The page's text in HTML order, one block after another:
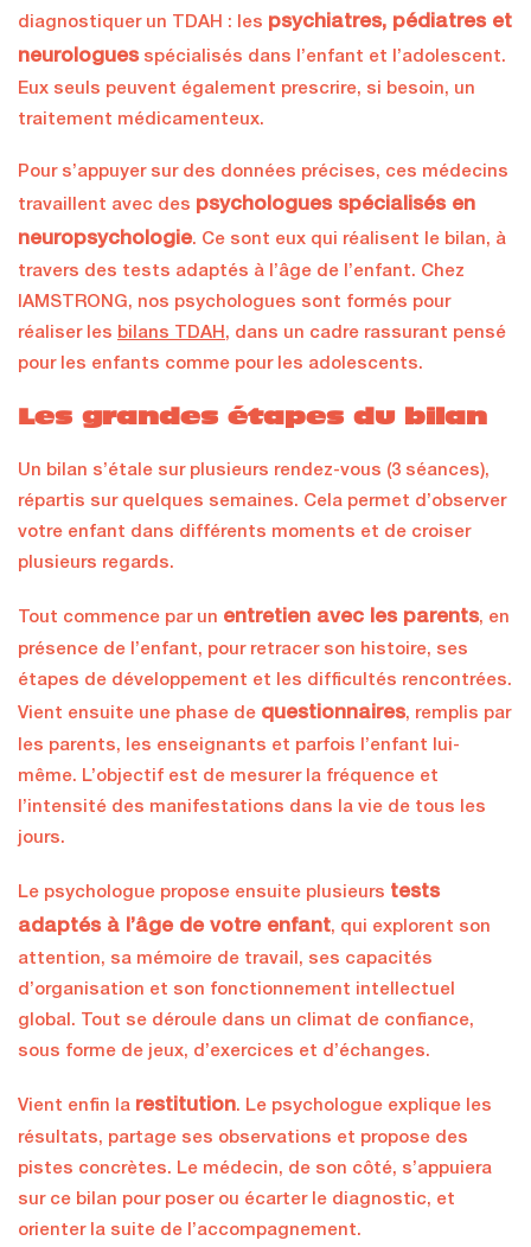
diagnostiquer un TDAH : les psychiatres, pédiatres et
neurologues spécialisés dans l’enfant et l’adolescent.
Eux seuls peuvent également prescrire, si besoin, un
traitement médicamenteux.
Pour s’appuyer sur des données précises, ces médecins
travaillent avec des psychologues spécialisés en
neuropsychologie. Ce sont eux qui réalisent le bilan, à
travers des tests adaptés à l’âge de l’enfant. Chez
IAMSTRONG, nos psychologues sont formés pour
réaliser les bilans TDAH, dans un cadre rassurant pensé
pour les enfants comme pour les adolescents.
Les grandes étapes du bilan
Un bilan s’étale sur plusieurs rendez-vous (3 séances),
répartis sur quelques semaines. Cela permet d’observer
votre enfant dans différents moments et de croiser
plusieurs regards.
Tout commence par un entretien avec les parents, en
présence de l’enfant, pour retracer son histoire, ses
étapes de développement et les difficultés rencontrées.
Vient ensuite une phase de questionnaires, remplis par
les parents, les enseignants et parfois l’enfant lui-
même. L’objectif est de mesurer la fréquence et
l’intensité des manifestations dans la vie de tous les
jours.
Le psychologue propose ensuite plusieurs tests
adaptés à l’âge de votre enfant, qui explorent son
attention, sa mémoire de travail, ses capacités
d’organisation et son fonctionnement intellectuel
global. Tout se déroule dans un climat de confiance,
sous forme de jeux, d’exercices et d’échanges.
Vient enfin la restitution. Le psychologue explique les
résultats, partage ses observations et propose des
pistes concrètes. Le médecin, de son côté, s’appuiera
sur ce bilan pour poser ou écarter le diagnostic, et
orienter la suite de l’accompagnement.